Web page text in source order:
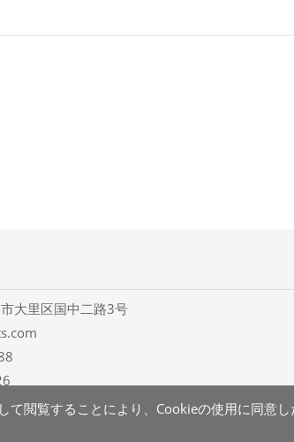
閲覧することにより、Cookieの使用に同意し
大里区国中二路3号